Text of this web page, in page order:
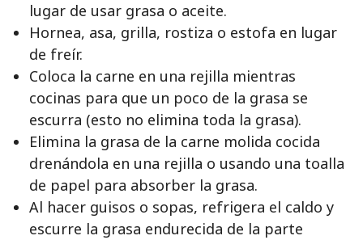
lugar de usar grasa o aceite.
Hornea, asa, grilla, rostiza o estofa en lugar
de freír.
Coloca la carne en una rejilla mientras
cocinas para que un poco de la grasa se
escurra (esto no elimina toda la grasa).
Elimina la grasa de la carne molida cocida
drenándola en una rejilla o usando una toalla
de papel para absorber la grasa.
Al hacer guisos o sopas, refrigera el caldo y
escurre la grasa endurecida de la parte